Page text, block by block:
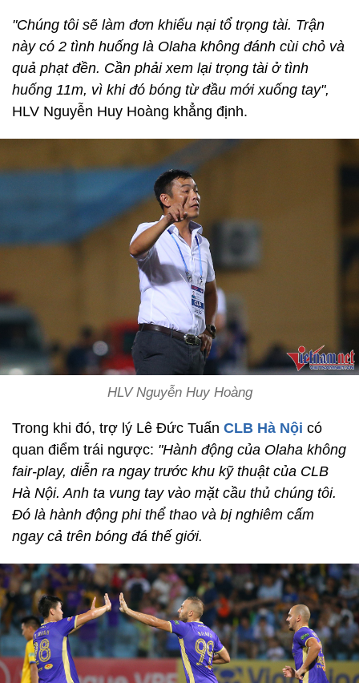
"Chúng tôi sẽ làm đơn khiếu nại tổ trọng tài. Trận
này có 2 tình huống là Olaha không đánh cùi chỏ và
quả phạt đền. Cần phải xem lại trọng tài ở tình
huống 11m, vì khi đó bóng từ đầu mới xuống tay",
HLV Nguyễn Huy Hoàng khẳng định.
HLV Nguyễn Huy Hoàng
Trong khi đó, trợ lý Lê Đức Tuấn CLB Hà Nội có
quan điểm trái ngược: "Hành động của Olaha không
fair-play, diễn ra ngay trước khu kỹ thuật của CLB
Hà Nội. Anh ta vung tay vào mặt cầu thủ chúng tôi.
Đó là hành động phi thể thao và bị nghiêm cấm
ngay cả trên bóng đá thế giới.